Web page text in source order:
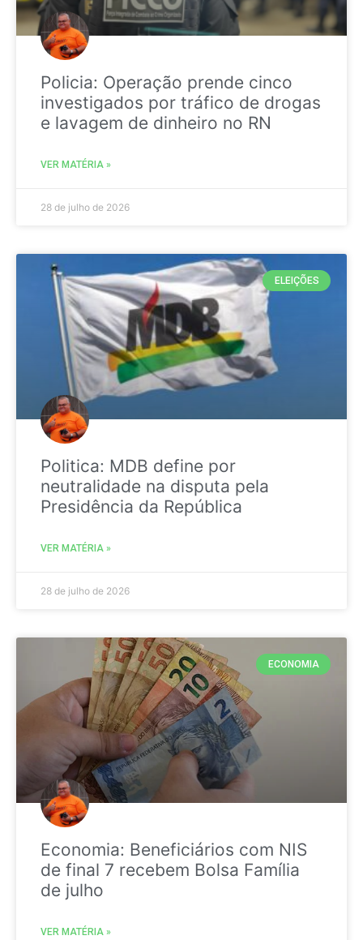
Policia: Operação prende cinco
investigados por tráfico de drogas
e lavagem de dinheiro no RN
VER MATÉRIA »
28 de julho de 2026
ELEIÇÕES
Politica: MDB define por
neutralidade na disputa pela
Presidência da República
VER MATÉRIA »
28 de julho de 2026
ECONOMIA
Economia: Beneficiários com NIS
de final 7 recebem Bolsa Família
de julho
VER MATÉRIA »